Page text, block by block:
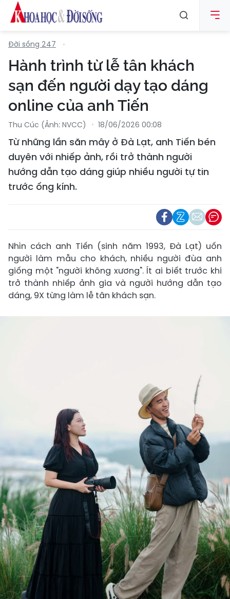
Đời sống 247
Hành trình từ lễ tân khách
sạn đến người dạy tạo dáng
online của anh Tiến
Thu Cúc (Ảnh: NVCC) 18/06/2026 00:08
Từ những lần săn mây ở Đà Lạt, anh Tiến bén
duyên với nhiếp ảnh, rồi trở thành người
hướng dẫn tạo dáng giúp nhiều người tự tin
trước ống kính.
Nhìn cách anh Tiến (sinh năm 1993, Đà Lạt) uốn
người làm mẫu cho khách, nhiều người đùa anh
giống một "người không xương". Ít ai biết trước khi
trở thành nhiếp ảnh gia và người hướng dẫn tạo
dáng, 9X từng làm lễ tân khách sạn.